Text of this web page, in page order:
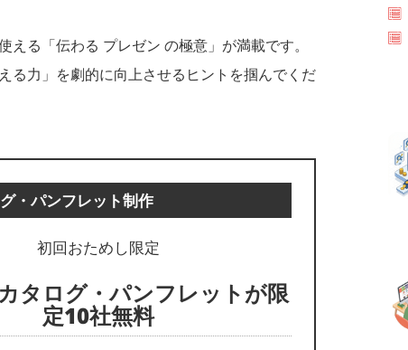
る「伝わる プレゼン の極意」が満載です。
る力」を劇的に向上させるヒントを掴んでくだ
・パンフレット制作
初回おためし限定
タログ・パンフレットが限
定10社無料